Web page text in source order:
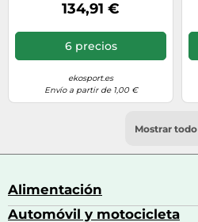
mujer morado | 39
134,91 €
6 precios
ekosport.es
Envío a partir de 1,00 €
Mostrar todo
Alimentación
Bebidas
Automóvil y motocicleta